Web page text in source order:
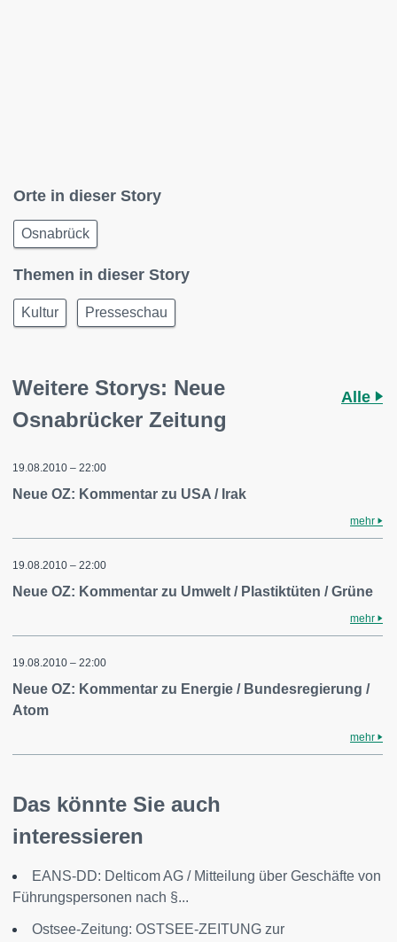
Orte in dieser Story
Osnabrück
Themen in dieser Story
Kultur Presseschau
Weitere Storys: Neue
Osnabrücker Zeitung
Alle
19.08.2010 – 22:00
Neue OZ: Kommentar zu USA / Irak
mehr
19.08.2010 – 22:00
Neue OZ: Kommentar zu Umwelt / Plastiktüten / Grüne
mehr
19.08.2010 – 22:00
Neue OZ: Kommentar zu Energie / Bundesregierung /
Atom
mehr
Das könnte Sie auch
interessieren
EANS-DD: Delticom AG / Mitteilung über Geschäfte von
Führungspersonen nach §...
Ostsee-Zeitung: OSTSEE-ZEITUNG zur